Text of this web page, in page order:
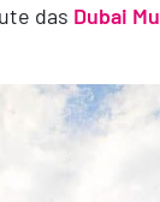
das Dubai